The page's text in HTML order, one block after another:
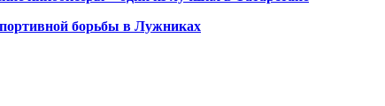
борьбы в Лужниках